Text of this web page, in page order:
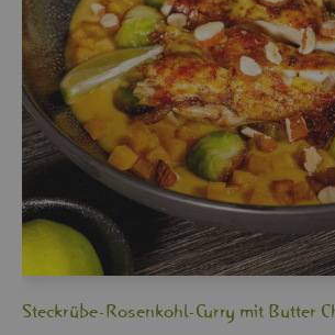
Steck­rü­be-Ro­sen­kohl-Curry mit But­ter